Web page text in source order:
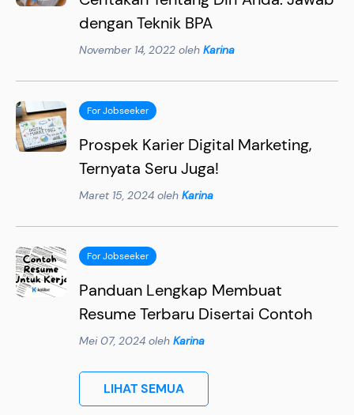
dengan Teknik BPA
November 14, 2022 oleh Karina
For Jobseeker
Prospek Karier Digital Marketing,
Ternyata Seru Juga!
Maret 15, 2024 oleh Karina
For Jobseeker
Panduan Lengkap Membuat
Resume Terbaru Disertai Contoh
Mei 07, 2024 oleh Karina
LIHAT SEMUA